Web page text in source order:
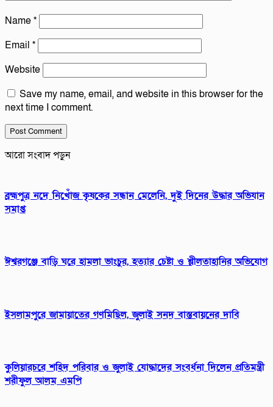
Name*
Email *
Website
Save my name, email, and website in this browser for the
next time I comment.
আরো সংবাদ পড়ুন
ব্রহ্মপুত্র নদে নিখোঁজ কৃষকের সন্ধান মেলেনি, দুই দিনের উদ্ধার অভিযান
সমাপ্ত
ঈশ্বরগঞ্জে বাড়ি ঘরে হামলা ভাংচুর, হত্যার চেষ্টা ও শ্লীলতাহানির অভিযোগ
ইসলামপুরে জামায়াতের গণমিছিল, জুলাই সনদ বাস্তবায়নের দাবি
কুলিয়ারচরে শহিদ পরিবার ও জুলাই যোদ্ধাদের সংবর্ধনা দিলেন প্রতিমন্ত্রী
শরীফুল আলম এমপি